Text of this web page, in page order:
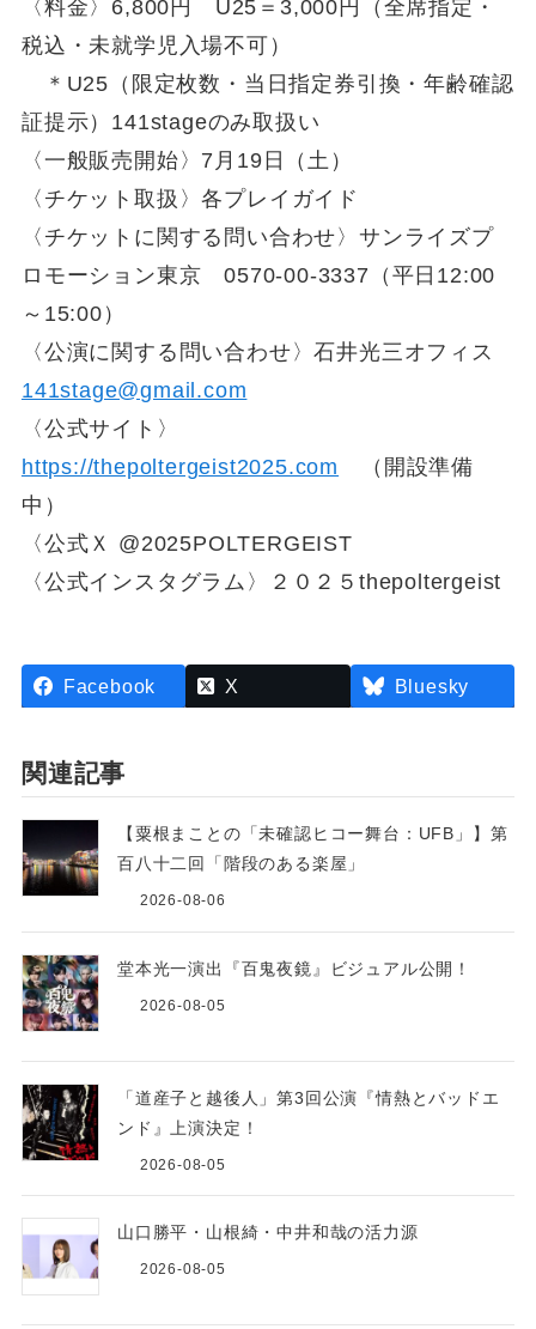
〈料金〉6,800円 U25＝3,000円（全席指定・
税込・未就学児入場不可）
＊U25（限定枚数・当日指定券引換・年齢確認
証提示）141stageのみ取扱い
〈一般販売開始〉7月19日（土）
〈チケット取扱〉各プレイガイド
〈チケットに関する問い合わせ〉サンライズプ
ロモーション東京 0570-00-3337（平日12:00
～15:00）
〈公演に関する問い合わせ〉石井光三オフィス
141stage@gmail.com
〈公式サイト〉
https://thepoltergeist2025.com
（開設準備
中）
〈公式Ｘ @2025POLTERGEIST
〈公式インスタグラム〉２０２５thepoltergeist
Facebook X Bluesky
関連記事
【粟根まことの「未確認ヒコー舞台：UFB」】第
百八十二回「階段のある楽屋」
2026-08-06
堂本光一演出『百鬼夜鏡』ビジュアル公開！
2026-08-05
「道産子と越後人」第3回公演『情熱とバッドエ
ンド』上演決定！
2026-08-05
山口勝平・山根綺・中井和哉の活力源
2026-08-05